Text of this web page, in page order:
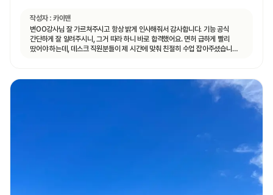
작성자 : 카이맨
변OO강사님 잘 가르쳐주시고 항상 밝게 인사해줘서 감사합니다. 기능 공식
간단하게 잘 알려주시니, 그거 따라 하니 바로 합격했어요. 면허 급하게 빨리
땄어야 하는데, 데스크 직원분들이 제 시간에 맞춰 친절히 수업 잡아주셨습니다.